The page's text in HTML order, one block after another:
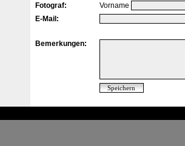
Fotograf:
Vorname
E-Mail:
Bemerkungen: